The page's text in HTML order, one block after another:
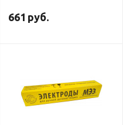
661 руб.